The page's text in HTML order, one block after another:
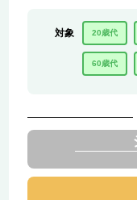
対象 20歳代
60歳代